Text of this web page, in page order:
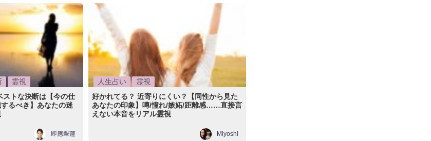
霊視
ストな決断は【今の仕
るべき】あなたの迷
即應翠蓮
人生占い
霊視
好かれてる？ 近寄りにくい？【同性から見た
あなたの印象】噂/憧れ/嫉妬/距離感……直接言
えない本音をリアル霊視
Miyoshi